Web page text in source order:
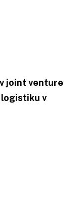
joint venture
v